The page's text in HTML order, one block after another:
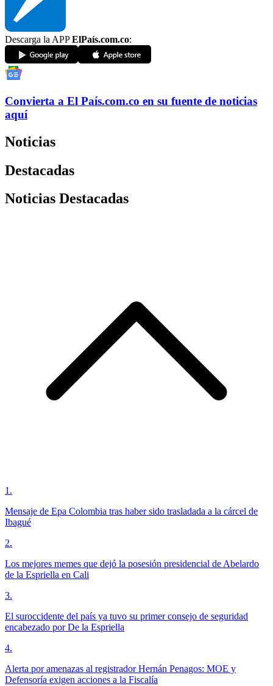
Descarga la APPElPaís.com.co:
Convierta a El País.com.co en su fuente de noticias
aquí
Noticias
Destacadas
Noticias Destacadas
1 .
Mensaje de Epa Colombia tras haber sido trasladada a la cárcel de
Ibagué
2.
Los mejores memes que dejó la posesión presidencial de Abelardo
de la Espriella en Cali
3.
El suroccidente del país ya tuvo su primer consejo de seguridad
encabezado por De la Espriella
4.
Alerta por amenazas al registrador Hernán Penagos: MOE y
Defensoría exigen acciones a la Fiscalía